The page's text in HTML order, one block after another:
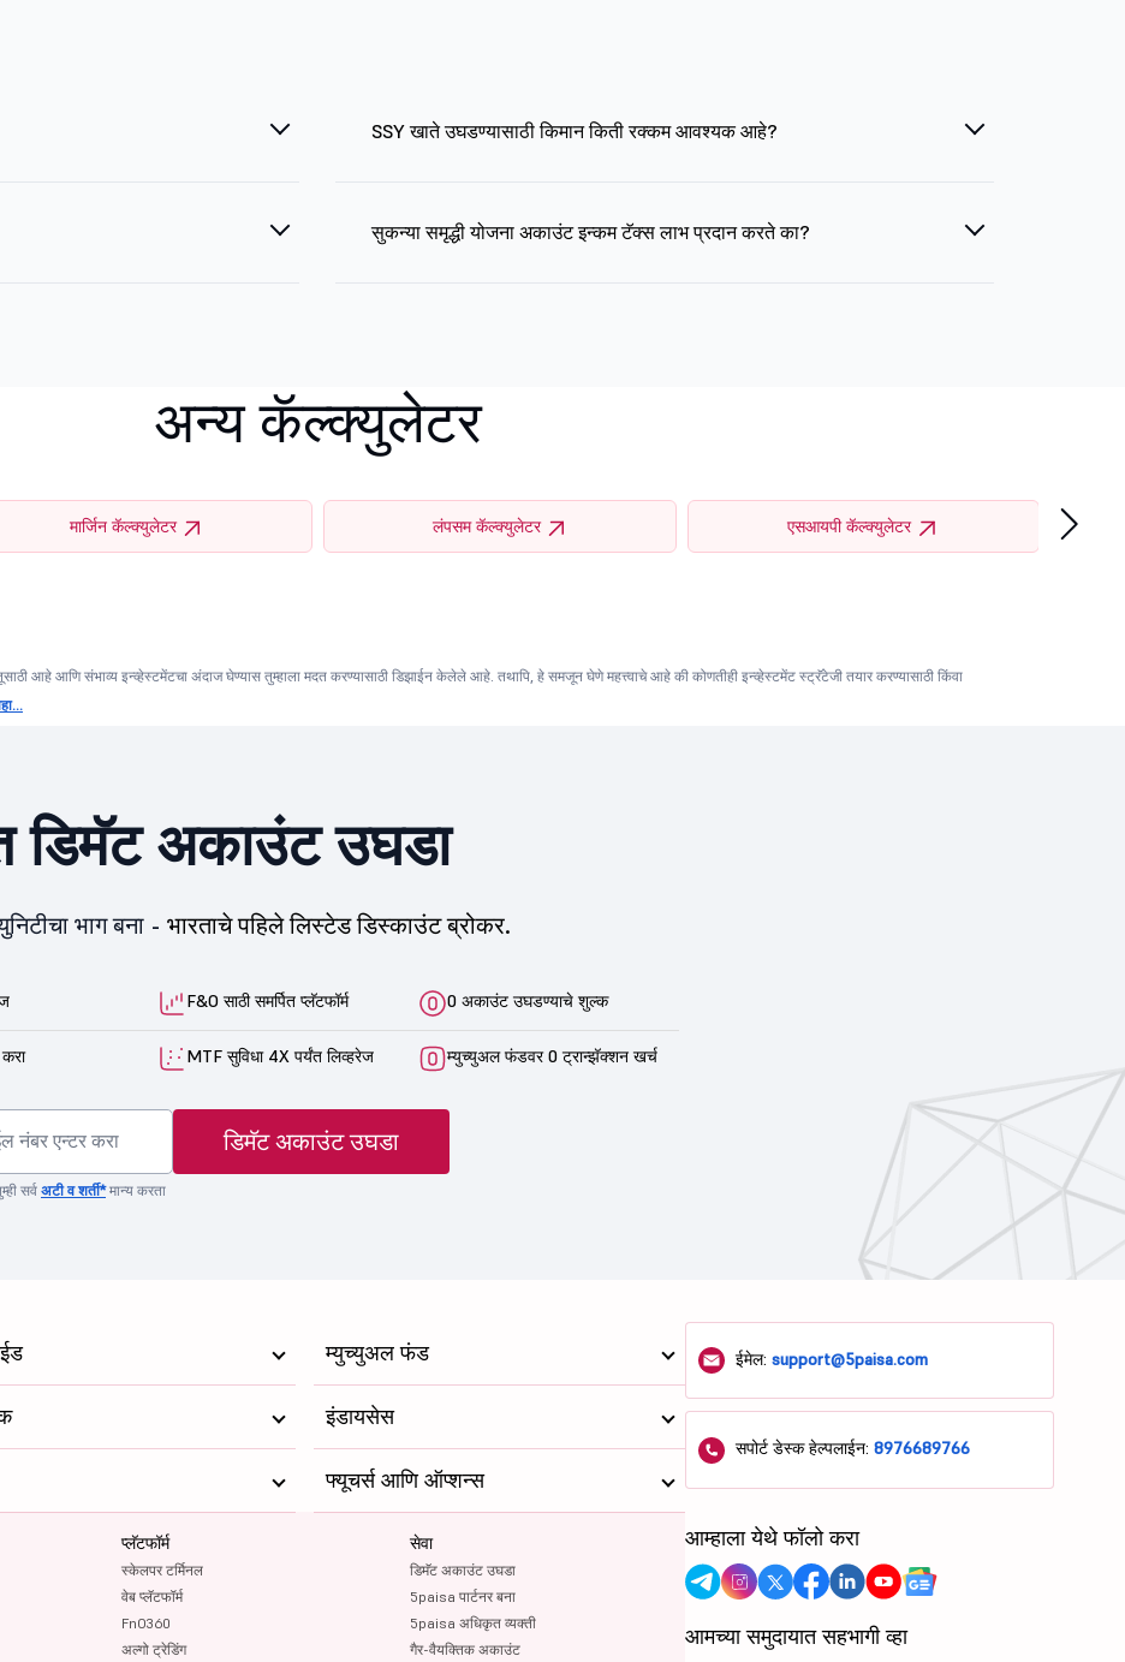
SSY खाते उघडण्यासाठी किमान किती रक्कम आवश्यक आहे?
सुकन्या समृद्धी योजना अकाउंट इन्कम टॅक्स लाभ प्रदान करते का?
अन्य कॅल्क्युलेटर
मार्जिन कॅल्क्युलेटर लंपसम कॅल्क्युलेटर एसआयपी कॅल्क्युलेटर
›
आहे आणि संभाव्य इन्व्हेस्टमेंटचा अंदाज घेण्यास तुम्हाला मदत करण्यासाठी डिझाईन केलेले आहे. तथापि, हे समजून घेणे महत्त्वाचे आहे की कोणतीही इन्व्हेस्टमेंट स्ट्रॅटेजी तयार करण्यासाठी किंवा
डिमॅट अकाउंट उघडा
भाग बना - भारताचे पहिले लिस्टेड डिस्काउंट ब्रोकर.
F&O साठी समर्पित प्लॅटफॉर्म 0 अकाउंट उघडण्याचे शुल्क
MTF सुविधा 4X पर्यंत लिव्हरेज म्युच्युअल फंडवर 0 ट्रान्झॅक्शन खर्च
डिमॅट अकाउंट उघडा
सर्व अटी व शर्ती*मान्य करता
म्युच्युअल फंड
इंडायसेस
प्लॅटफॉर्म
स्केलपर टर्मिनल
वेब प्लॅटफॉर्म
FnO360
अल्गो ट्रेडिंग
सेवा
डिमॅट अकाउंट उघडा
5paisa पार्टनर बना
5paisa अधिकृत व्यक्ती
गैर-वैयक्तिक अकाउंट
फ्यूचर्स आणि ऑप्शन्स
ईमेल:support@5paisa.com
सपोर्ट डेस्क हेल्पलाईन:8976689766
आम्हाला येथे फॉलो करा
आमच्या समुदायात सहभागी व्हा